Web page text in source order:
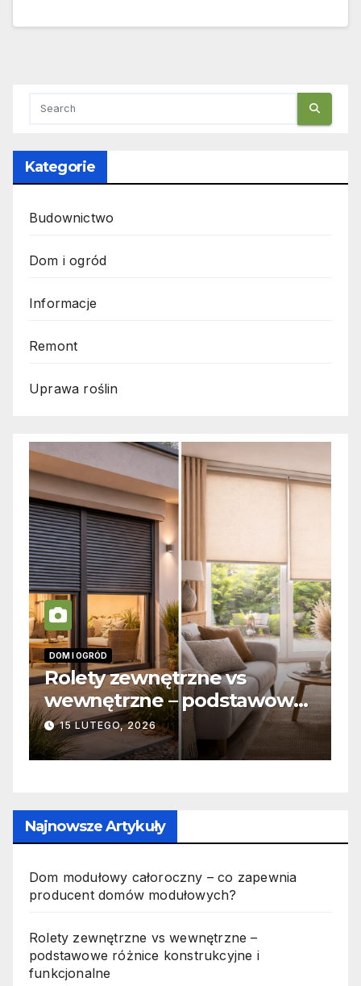
Kategorie
Budownictwo
Dom i ogród
Informacje
Remont
Uprawa roślin
INFORMACJE
Zabicie owada a
odpowiedzialność karna –
jak wygląda to w
19 PAŹDZIERNIKA, 2025
Najnowsze Artykuły
Dom modułowy całoroczny – co zapewnia
producent domów modułowych?
Rolety zewnętrzne vs wewnętrzne –
podstawowe różnice konstrukcyjne i
funkcjonalne